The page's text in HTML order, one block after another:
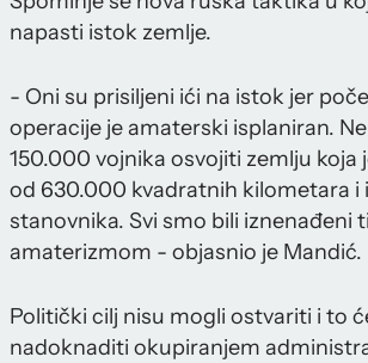
napasti istok zemlje.
- Oni su prisiljeni ići na istok jer
operacije je amaterski isplaniran.
150.000 vojnika osvojiti zemlju koja
od 630.000 kvadratnih kilometara i
stanovnika. Svi smo bili iznenađeni
amaterizmom - objasnio je Mandić.
Politički cilj nisu mogli ostvariti i to
nadoknaditi okupiranjem